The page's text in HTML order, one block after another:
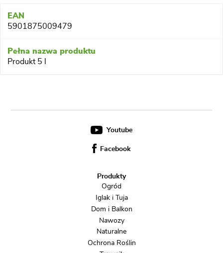
5901875009479
Produkt 5 l
Youtube
Facebook
Produkty
Ogród
Iglak i Tuja
Dom i Balkon
Nawozy
Naturalne
Ochrona Roślin